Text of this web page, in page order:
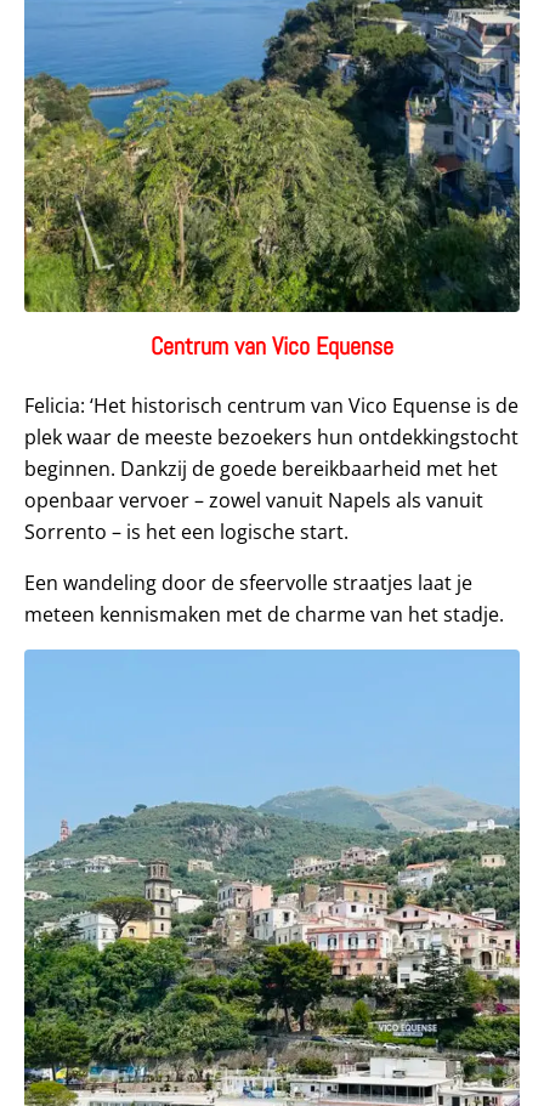
Centrum van Vico Equense
Felicia: ‘Het historisch centrum van Vico Equense is de
plek waar de meeste bezoekers hun ontdekkingstocht
beginnen. Dankzij de goede bereikbaarheid met het
openbaar vervoer – zowel vanuit Napels als vanuit
Sorrento – is het een logische start.
Een wandeling door de sfeervolle straatjes laat je
meteen kennismaken met de charme van het stadje.